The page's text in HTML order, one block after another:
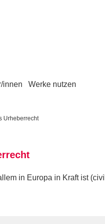
innen Werke nutzen
Urheberrecht
in Europa in Kraft ist